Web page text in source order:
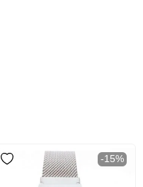
-15%